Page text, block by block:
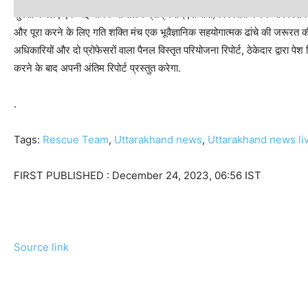
सुरक्षा के लिए एक नई मानक संचालन प्रक्रिया (एसओपी) विकसित करने और विशेष
और पूरा करने के लिए गति शक्ति मंच एक भूवैज्ञानिक सहयोगात्मक ढांचे की
अधिकारियों और दो प्रोफेसरों वाला पैनल विस्तृत परियोजना रिपोर्ट, ठेकेदार द्वारा
करने के बाद अपनी अंतिम रिपोर्ट प्रस्तुत करेगा.
.
Tags: Rescue Team, Uttarakhand news, Uttarakhand news
FIRST PUBLISHED : December 24, 2023, 06:56 IST
Source link